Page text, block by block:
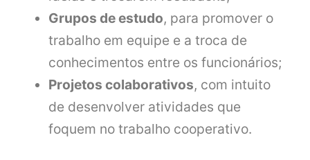
Grupos de estudo, para promover o
trabalho em equipe e a troca de
conhecimentos entre os funcionários;
Projetos colaborativos, com intuito
de desenvolver atividades que
foquem no trabalho cooperativo.